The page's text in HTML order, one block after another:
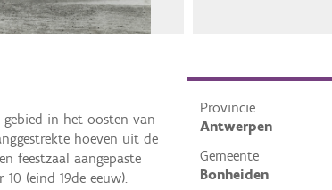
Provincie
Antwerpen
Gemeente
Bonheiden
in het oosten van
hoeven uit de
feestzaal aangepaste
(eind 19de eeuw).